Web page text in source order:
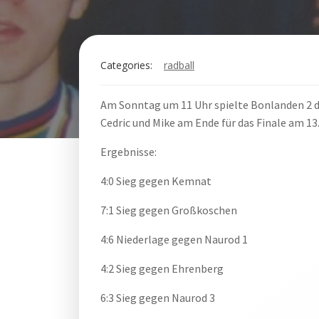
Categories: radball
Am Sonntag um 11 Uhr spielte Bonlanden
Cedric und Mike am Ende für das Finale am
Ergebnisse:
4:0 Sieg gegen Kemnat
7:1 Sieg gegen Großkoschen
4:6 Niederlage gegen Naurod 1
4:2 Sieg gegen Ehrenberg
6:3 Sieg gegen Naurod 3